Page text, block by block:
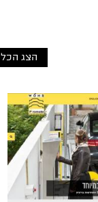
הצג הכל